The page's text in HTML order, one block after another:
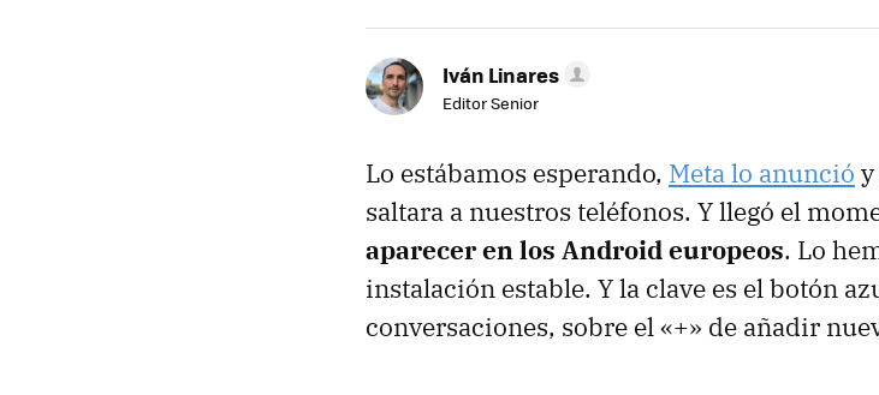
Iván Linares
Editor Senior
Lo estábamos esperando, Meta lo anunció
saltara a nuestros teléfonos. Y llegó el
aparecer en los Android europeos. Lo
instalación estable. Y la clave es el botón
conversaciones, sobre el «+» de añadir